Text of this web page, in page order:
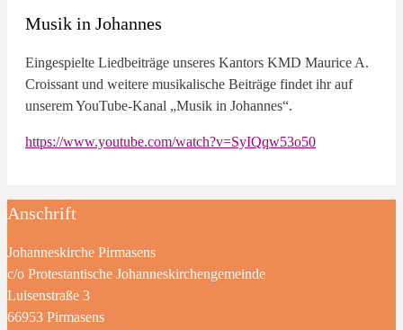
Musik in Johannes
Eingespielte Liedbeiträge unseres Kantors KMD Maurice A.
Croissant und weitere musikalische Beiträge findet ihr auf
unserem YouTube-Kanal „Musik in Johannes“.
https://www.youtube.com/watch?v=SyIQqw53o50
Anschrift
Johanneskirche Pirmasens
c/o Protestantische Johanneskirchengemeinde
Luisenstraße 3
66953 Pirmasens